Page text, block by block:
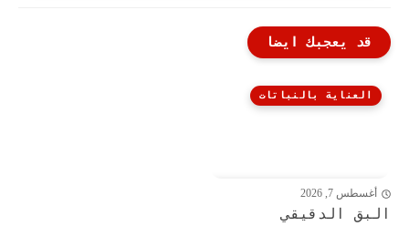
قد يعجبك ايضا
العناية بالنباتات
أغسطس 7, 2026
البق الدقيقي